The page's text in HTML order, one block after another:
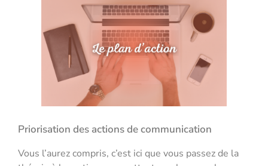
Priorisation des actions de communication
Vous l’aurez compris, c’est ici que vous passez de la